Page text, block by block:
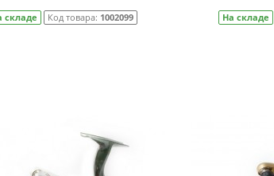
складе Код товара: 1002099 На складе